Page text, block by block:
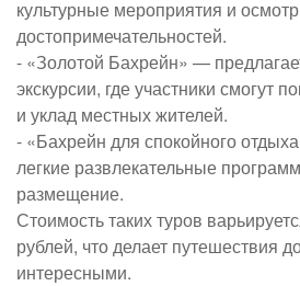
культурные мероприятия и осмотр
достопримечательностей.
- «Золотой Бахрейн» —
экскурсии, где участники смогут
и уклад местных жителей.
- «Бахрейн для спокойного
легкие развлекательные
размещение.
Стоимость таких туров
рублей, что делает путешествия
интересными.